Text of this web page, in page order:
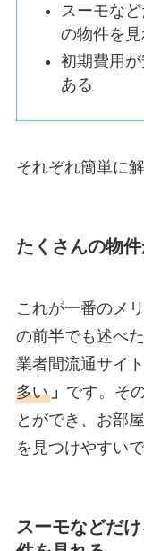
スーモな
の物件を見
初期費用
ある
それぞれ簡単に
たくさんの物
これが一番のメ
の前半でも述べ
業者間流通サイ
多い」 です。そ
とができ、お部
を見つけやすいで
スーモなどだ